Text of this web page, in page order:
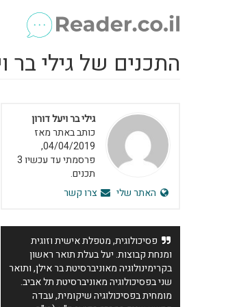
התכנים של גילי בר
גילי בר ויעל דורון
כותב באתר מאז
04/04/2019,
פרסמתי עד עכשיו 3
תכנים.
האתר שלי
צרו קשר
פסיכולוגית, מטפלת אישית וזוגית
ומנחת קבוצות. יעל בעלת תואר ראשון
בקרימינולוגיה מאוניברסיטת בר אילן, ותואר
שני בפסיכולוגיה מאוניברסיטת תל אביב.
מומחית בפסיכולוגיה שיקומית, עבדה